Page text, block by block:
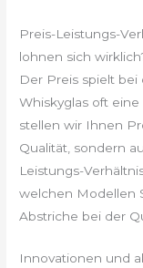
Preis-Leistungs-
lohnen sich
Der Preis spielt
Whiskyglas oft
stellen wir Ihnen
Qualität, sondern
Leistungs-
welchen Modellen
Abstriche bei der
Innovationen und